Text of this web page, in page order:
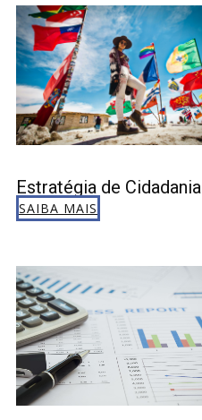
Estratégia de Cidadania
SAIBA MAIS